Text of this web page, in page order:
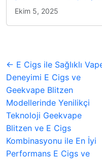
Ekim 5, 2025
← E Cigs ile Sağlıklı
Deneyimi E Cigs ve
Geekvape Blitzen
Modellerinde Yenilikçi
Teknoloji Geekvape
Blitzen ve E Cigs
Kombinasyonu ile En İyi
Performans E Cigs ve